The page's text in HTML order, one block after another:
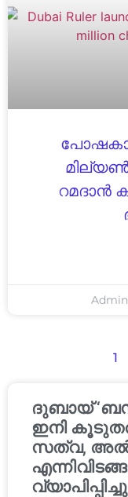
മില്യൺ
റമദാൻ
1
ദുബായ്
ഇനി
സത്വ, അൽ
വ്യാപിപ്പിച്ചു